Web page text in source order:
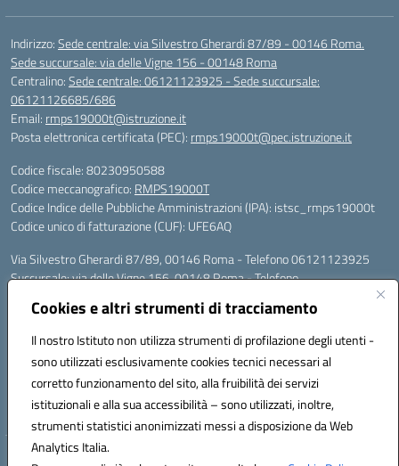
Cookies e altri strumenti di tracciamento
Il nostro Istituto non utilizza strumenti di profilazione degli utenti -
sono utilizzati esclusivamente cookies tecnici necessari al
corretto funzionamento del sito, alla fruibilità dei servizi
istituzionali e alla sua accessibilità – sono utilizzati, inoltre,
strumenti statistici anonimizzati messi a disposizione da Web
Analytics Italia.
Indirizzo:Sede centrale: via Silvestro Gherardi 87/89 - 00146 Roma.
Sede succursale: via delle Vigne 156 - 00148 Roma
Centralino:Sede centrale: 06121123925 - Sede succursale:
06121126685/686
Email: rmps19000t@istruzione.it
Posta elettronica certificata (PEC): rmps19000t@pec.istruzione.it
Codice fiscale: 80230950588
Codice meccanografico: RMPS19000T
Codice Indice delle Pubbliche Amministrazioni (IPA): istsc_rmps19000t
Codice unico di fatturazione (CUF): UFE6AQ
Via Silvestro Gherardi 87/89, 00146 Roma - Telefono 06121123925
Succursale: via delle Vigne 156, 00148 Roma - Telefono
Mail: rmps19000t@istruzione.it - PEC: rmps19000t@pec.istruzione.it
Per contatti con il Dirigente Scolastico, utilizzare esclusivamente
Codice univoco ufficio: UFE6AQ
Codice meccanografico: RMPS19000T
Codice fiscale: 80230950588
Hosting & Powered by 3D Solution S.r.l.